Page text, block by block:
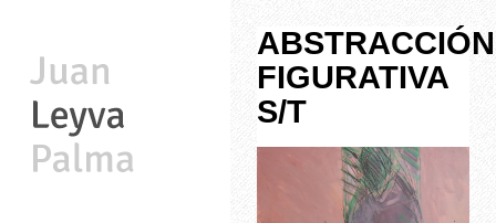
ABSTRACCIÓN
FIGURATIVA
S/T